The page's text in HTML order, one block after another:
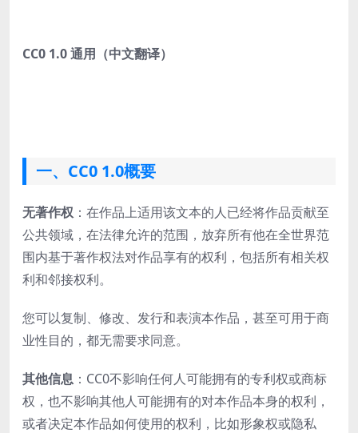
CC0 1.0 通用（中文翻译）
一、CC0 1.0概要
无著作权 ：在作品上适用该文本的人已经将作品贡献至
公共领域，在法律允许的范围，放弃所有他在全世界范
围内基于著作权法对作品享有的权利，包括所有相关权
利和邻接权利。
您可以复制、修改、发行和表演本作品，甚至可用于商
业性目的，都无需要求同意。
其他信息 ：CC0不影响任何人可能拥有的专利权或商标
权，也不影响其他人可能拥有的对本作品本身的权利，
或者决定本作品如何使用的权利，比如形象权或隐私